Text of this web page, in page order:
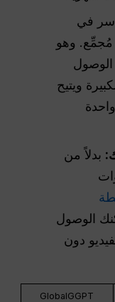
في
مُجمِّع. وهو
الوصول
ويتيح
بدلاً من
$10.80 يمكنك الوصول
دون
GlobalGGPT